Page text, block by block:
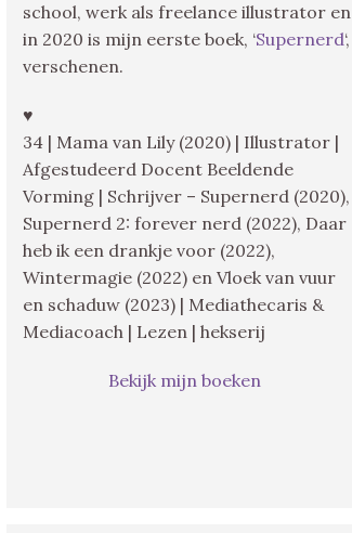
school, werk als freelance illustrator en
in 2020 is mijn eerste boek, ‘Supernerd‘,
verschenen.
♥
34 | Mama van Lily (2020) | Illustrator |
Afgestudeerd Docent Beeldende
Vorming | Schrijver – Supernerd (2020),
Supernerd 2: forever nerd (2022), Daar
heb ik een drankje voor (2022),
Wintermagie (2022) en Vloek van vuur
en schaduw (2023) | Mediathecaris &
Mediacoach | Lezen | hekserij
Bekijk mijn boeken